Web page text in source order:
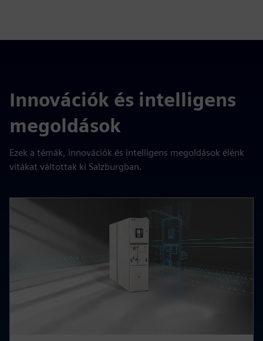
Innovációk és intelligens
megoldások
Ezek a témák, innovációk és intelligens megoldások élénk
vitákat váltottak ki Salzburgban.